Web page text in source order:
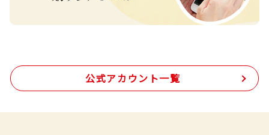
公式アカウント一覧